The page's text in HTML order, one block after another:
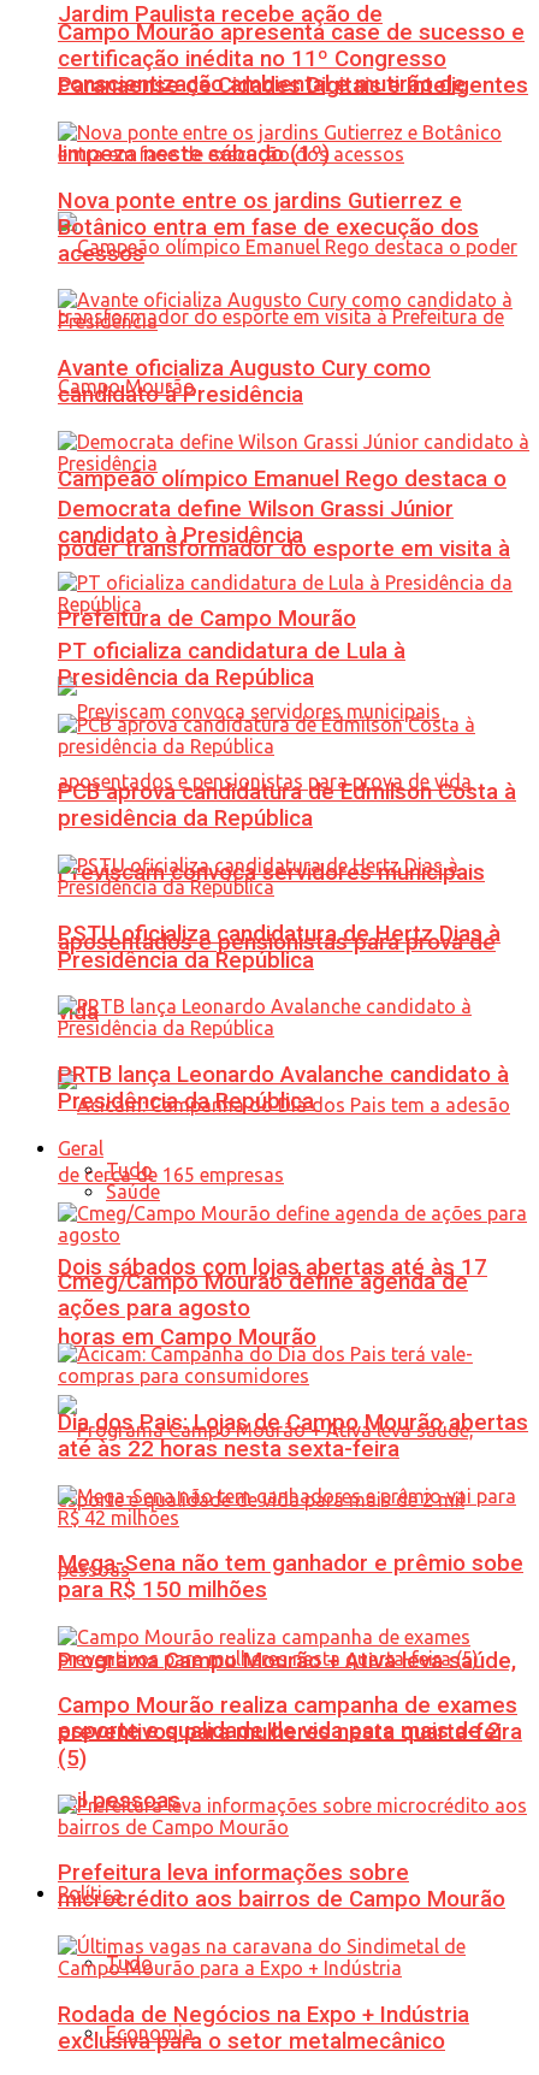
Jardim Paulista recebe ação de
conscientização ambiental e mutirão de
limpeza neste sábado (1º)
Campeão olímpico Emanuel Rego destaca o
poder transformador do esporte em visita à
Prefeitura de Campo Mourão
Previscam convoca servidores municipais
aposentados e pensionistas para prova de
vida
Dois sábados com lojas abertas até às 17
horas em Campo Mourão
Programa Campo Mourão + Ativa leva saúde,
esporte e qualidade de vida para mais de 2
mil pessoas
Política
Tudo
Economia
Campo Mourão apresenta case de sucesso e
certificação inédita no 11º Congresso
Paranaense de Cidades Digitais e Inteligentes
Nova ponte entre os jardins Gutierrez e
Botânico entra em fase de execução dos
acessos
Avante oficializa Augusto Cury como
candidato à Presidência
Democrata define Wilson Grassi Júnior
candidato à Presidência
PT oficializa candidatura de Lula à
Presidência da República
PCB aprova candidatura de Edmilson Costa à
presidência da República
PSTU oficializa candidatura de Hertz Dias à
Presidência da República
PRTB lança Leonardo Avalanche candidato à
Presidência da República
Geral
Tudo
Saúde
Cmeg/Campo Mourão define agenda de
ações para agosto
Dia dos Pais: Lojas de Campo Mourão abertas
até às 22 horas nesta sexta-feira
Mega-Sena não tem ganhador e prêmio sobe
para R$ 150 milhões
Campo Mourão realiza campanha de exames
preventivos para mulheres nesta quarta-feira
(5)
Prefeitura leva informações sobre
microcrédito aos bairros de Campo Mourão
Rodada de Negócios na Expo + Indústria
exclusiva para o setor metalmecânico